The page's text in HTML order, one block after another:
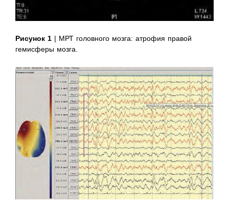
Рисунок 1 | МРТ головного мозга: атрофия правой
гемисферы мозга.